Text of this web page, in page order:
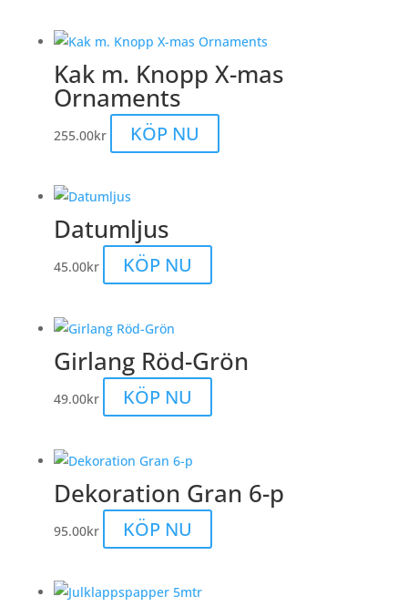
Kak m. Knopp X-mas
Ornaments
255.00kr KÖP NU
Datumljus
45.00kr KÖP NU
Girlang Röd-Grön
49.00kr KÖP NU
Dekoration Gran 6-p
95.00kr KÖP NU